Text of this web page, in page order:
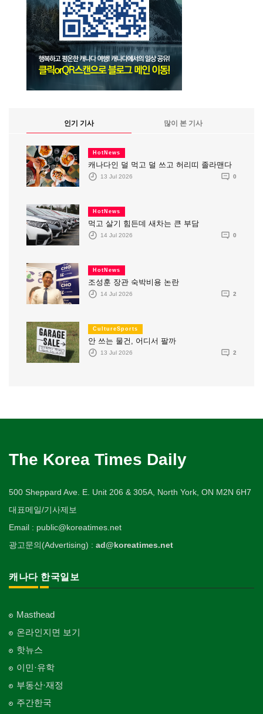
인기 기사 많이 본 기사
HotNews
캐나다인 덜 먹고 덜 쓰고 허리띠 졸라맨다
13 Jul 2026 0
HotNews
먹고 살기 힘든데 새차는 큰 부담
14 Jul 2026 0
HotNews
조성훈 장관 숙박비용 논란
14 Jul 2026 2
CultureSports
안 쓰는 물건, 어디서 팔까
13 Jul 2026 2
The Korea Times Daily
500 Sheppard Ave. E. Unit 206 & 305A, North York, ON M2N 6H7
대표메일/기사제보
Email : public@koreatimes.net
광고문의(Advertising) : ad@koreatimes.net
캐나다 한국일보
Masthead
온라인지면 보기
핫뉴스
이민·유학
부동산·재정
주간한국